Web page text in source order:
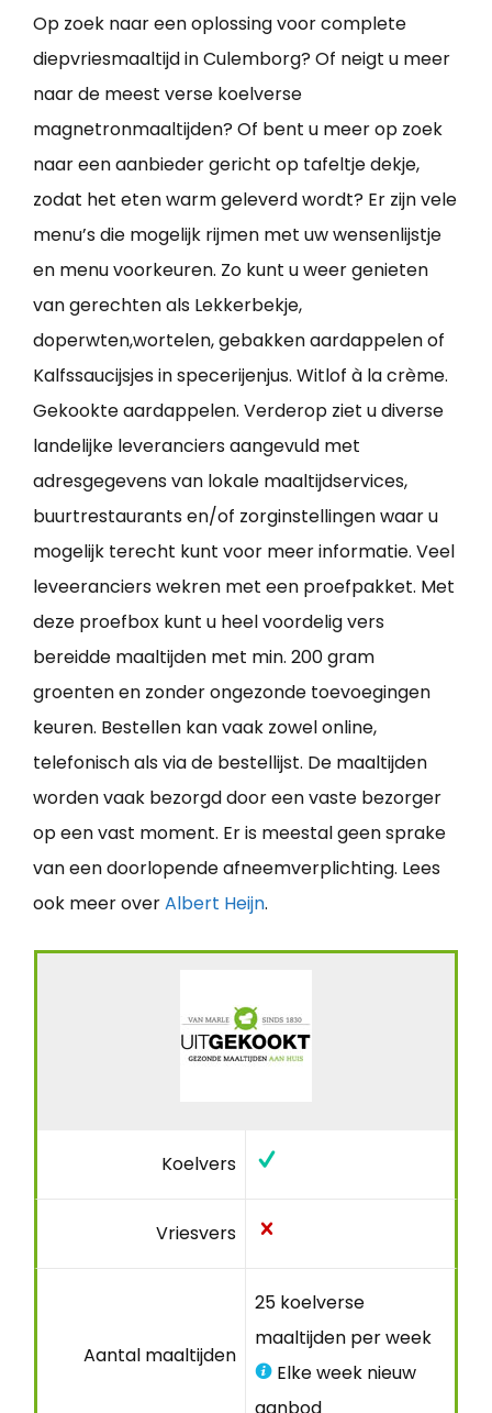
Op zoek naar een oplossing voor complete
diepvriesmaaltijd in Culemborg? Of neigt u meer
naar de meest verse koelverse
magnetronmaaltijden? Of bent u meer op zoek
naar een aanbieder gericht op tafeltje dekje,
zodat het eten warm geleverd wordt? Er zijn vele
menu’s die mogelijk rijmen met uw wensenlijstje
en menu voorkeuren. Zo kunt u weer genieten
van gerechten als Lekkerbekje,
doperwten,wortelen, gebakken aardappelen of
Kalfssaucijsjes in specerijenjus. Witlof à la crème.
Gekookte aardappelen. Verderop ziet u diverse
landelijke leveranciers aangevuld met
adresgegevens van lokale maaltijdservices,
buurtrestaurants en/of zorginstellingen waar u
mogelijk terecht kunt voor meer informatie. Veel
leveeranciers wekren met een proefpakket. Met
deze proefbox kunt u heel voordelig vers
bereidde maaltijden met min. 200 gram
groenten en zonder ongezonde toevoegingen
keuren. Bestellen kan vaak zowel online,
telefonisch als via de bestellijst. De maaltijden
worden vaak bezorgd door een vaste bezorger
op een vast moment. Er is meestal geen sprake
van een doorlopende afneemverplichting. Lees
ook meer overAlbert Heijn.
Koelvers
Vriesvers
Aantal maaltijden
25 koelverse
maaltijden per week
Elke week nieuw